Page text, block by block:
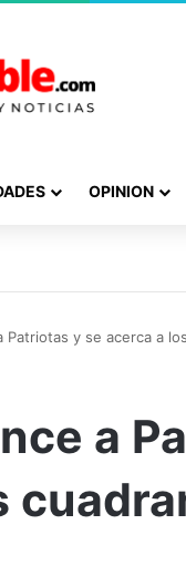
OPINION
Patriotas y se acerca a
a